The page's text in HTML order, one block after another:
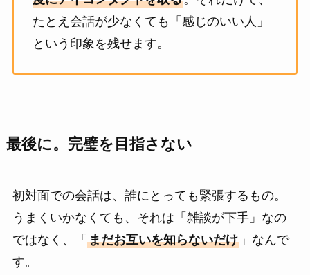
たとえ会話が少なくても「感じのいい人」
という印象を残せます。
最後に。完璧を目指さない
初対面での会話は、誰にとっても緊張するもの。
うまくいかなくても、それは「雑談が下手」なの
ではなく、「 まだお互いを知らないだけ」なんで
す。